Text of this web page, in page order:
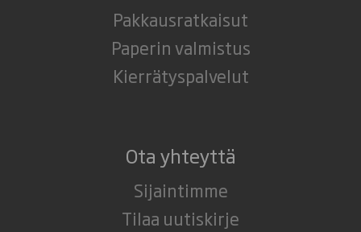
Pakkausratkaisut
Paperin valmistus
Kierrätyspalvelut
Ota yhteyttä
Sijaintimme
Tilaa uutiskirje